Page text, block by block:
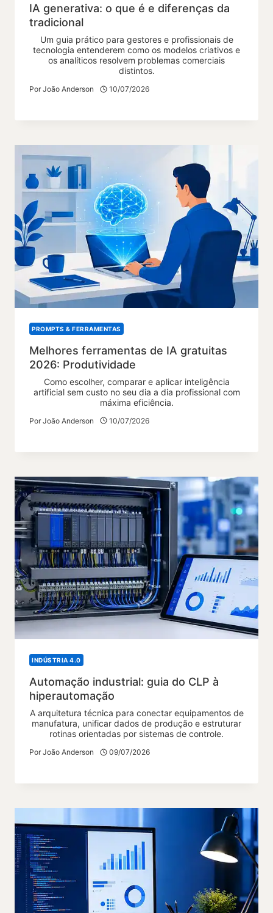
IA generativa: o que é e diferenças da
tradicional
Um guia prático para gestores e profissionais de
tecnologia entenderem como os modelos criativos e
os analíticos resolvem problemas comerciais
distintos.
Por João Anderson 10/07/2026
PROMPTS & FERRAMENTAS
Melhores ferramentas de IA gratuitas
2026: Produtividade
Como escolher, comparar e aplicar inteligência
artificial sem custo no seu dia a dia profissional com
máxima eficiência.
Por João Anderson 10/07/2026
INDÚSTRIA 4.0
Automação industrial: guia do CLP à
hiperautomação
A arquitetura técnica para conectar equipamentos de
manufatura, unificar dados de produção e estruturar
rotinas orientadas por sistemas de controle.
Por João Anderson 09/07/2026